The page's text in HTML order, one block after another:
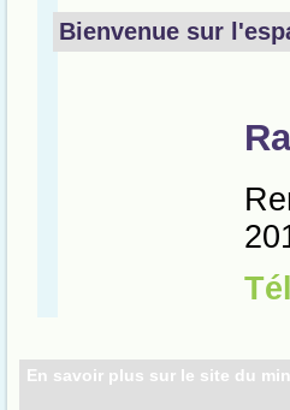
En savoir plus sur le site du